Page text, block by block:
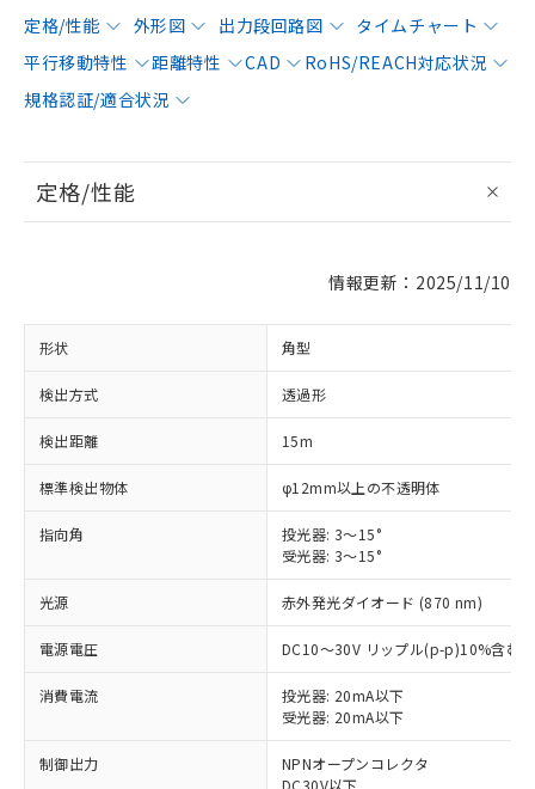
定格/性能 外形図 出力段回路図
タイムチャート
平行移動特性
距離特性 CAD
RoHS/REACH対応状況
規格認証/適合状況
定格/性能
情報更新：2025/11/10
形状 角型
検出方式 透過形
検出距離 15m
標準検出物体 φ12mm以上の不透明体
指向角
投光器: 3～15°
受光器: 3～15°
光源 赤外発光ダイオード (870 nm)
電源電圧 DC10～30V リップル(p-p)10%含む
消費電流
投光器: 20mA以下
受光器: 20mA以下
制御出力
NPNオープンコレクタ
DC30V以下